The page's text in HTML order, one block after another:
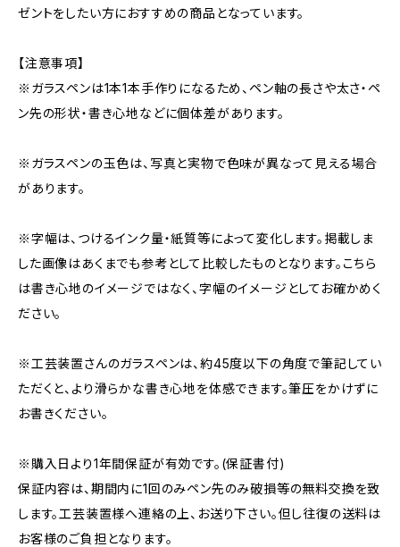
ゼントをしたい方におすすめの商品となっています。
【注意事項】
※ガラスペンは1本1本手作りになるため、ペン軸の長さや太さ・ペ
ン先の形状・書き心地などに個体差があります。
※ガラスペンの玉色は、写真と実物で色味が異なって見える場合
があります。
※字幅は、つけるインク量・紙質等によって変化します。掲載しま
した画像はあくまでも参考として比較したものとなります。こちら
は書き心地のイメージではなく、字幅のイメージとしてお確かめく
ださい。
※工芸装置さんのガラスペンは、約45度以下の角度で筆記してい
ただくと、より滑らかな書き心地を体感できます。筆圧をかけずに
お書きください。
※購入日より1年間保証が有効です。(保証書付)
保証内容は、期間内に1回のみペン先のみ破損等の無料交換を致
します。工芸装置様へ連絡の上、お送り下さい。但し往復の送料は
お客様のご負担となります。